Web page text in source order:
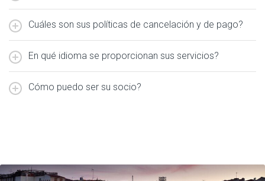
Cuáles son sus políticas de cancelación y de pago?
En qué idioma se proporcionan sus servicios?
Cómo puedo ser su socio?